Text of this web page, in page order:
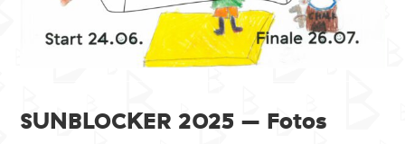
SUNBLOCKER 2025 – Fotos